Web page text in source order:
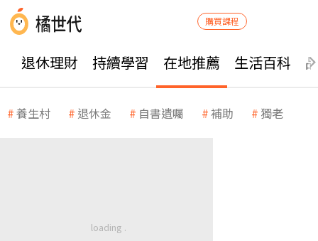
購買課程
退休理財 持續學習 在地推薦 生活百科
養生村 退休金 自書遺囑 補助 獨老